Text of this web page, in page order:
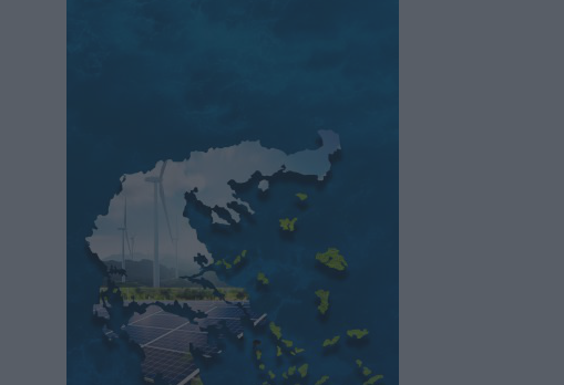
Στ. Παπασταύρου: Ενεργειακή αναβάθμιση
και βελτίωση των υποδομών του
Γηροκομείου Αθηνών με 1,5 εκατ. ευρώ από
πόρους του Πράσινου Ταμείου
ΧΡΗΣΤΙΚΑ 07/08/2026 - 08:24
Γιάννης Τριήρης: «Βιομηχανία κοροϊδίας» το
Μέγαρο Μαξίμου
ΑΡΘΡΑ - ΑΝΑΛΥΣΕΙΣ 07/08/2026 - 08:01